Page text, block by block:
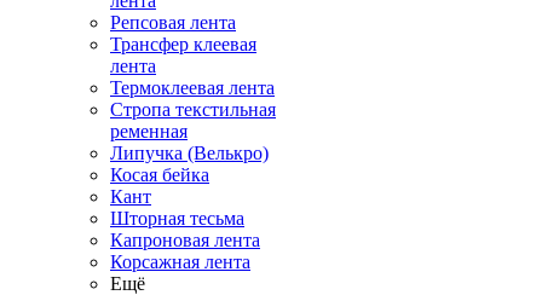
Репсовая лента
Трансфер клеевая
лента
Термоклеевая лента
Стропа текстильная
ременная
Липучка (Велькро)
Косая бейка
Кант
Шторная тесьма
Капроновая лента
Корсажная лента
Ещё